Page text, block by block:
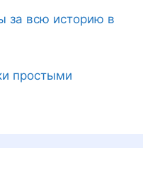
за всю историю в
простыми